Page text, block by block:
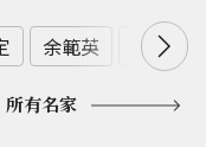
余範英 劉佩真
所有名家